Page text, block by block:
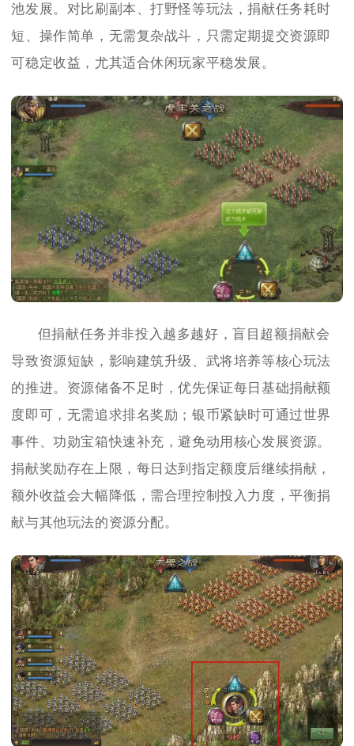
池发展。对比刷副本、打野怪等玩法，捐献任务耗时
短、操作简单，无需复杂战斗，只需定期提交资源即
可稳定收益，尤其适合休闲玩家平稳发展。
但捐献任务并非投入越多越好，盲目超额捐献会
导致资源短缺，影响建筑升级、武将培养等核心玩法
的推进。资源储备不足时，优先保证每日基础捐献额
度即可，无需追求排名奖励；银币紧缺时可通过世界
事件、功勋宝箱快速补充，避免动用核心发展资源。
捐献奖励存在上限，每日达到指定额度后继续捐献，
额外收益会大幅降低，需合理控制投入力度，平衡捐
献与其他玩法的资源分配。